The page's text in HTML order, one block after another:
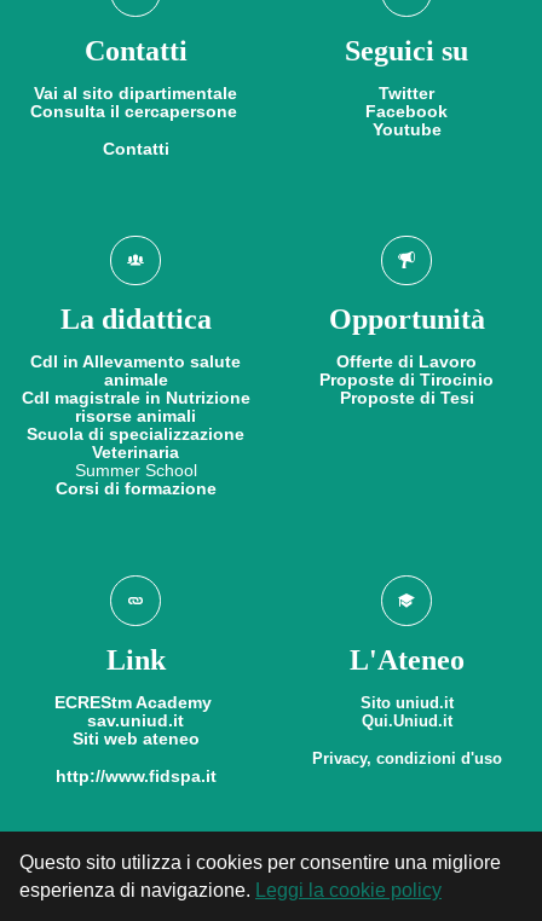
Questo sito utilizza i cookies per consentire una migliore
esperienza di navigazione.
Leggi la cookie policy
Contatti
Vai al sito dipartimentale
Consulta il cercapersone
Contatti
Seguici su
Twitter
Facebook
Youtube
La didattica
Cdl in Allevamento salute
animale
Cdl magistrale in Nutrizione
risorse animali
Scuola di specializzazione
Veterinaria
Summer School
​​​​​​​Corsi di formazione
Opportunità
Offerte di Lavoro
Proposte di Tirocinio
​​​​​​​Proposte di Tesi
Link
ECREStm Academy
sav.uniud.it
Siti web ateneo
http://www.fidspa.it
L'Ateneo
Sito uniud.it
Qui.Uniud.it
Privacy, condizioni d'uso